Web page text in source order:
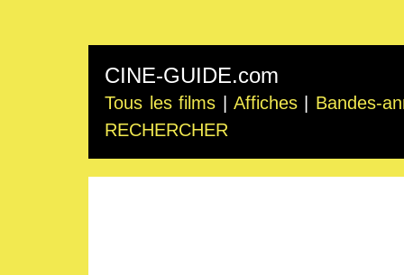
CINE-GUIDE.com
Tous les films Affiches
Bandes-
RECHERCHER